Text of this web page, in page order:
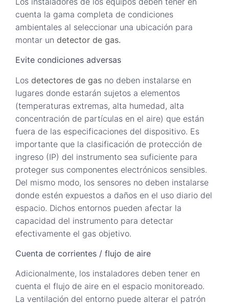
cuenta la gama completa de condiciones
ambientales al seleccionar una ubicación para
montar un detector de gas.
Evite condiciones adversas
Los detectores de gas no deben instalarse en
lugares donde estarán sujetos a elementos
(temperaturas extremas, alta humedad, alta
concentración de partículas en el aire) que están
fuera de las especificaciones del dispositivo. Es
importante que la clasificación de protección de
ingreso (IP) del instrumento sea suficiente para
proteger sus componentes electrónicos sensibles.
Del mismo modo, los sensores no deben instalarse
donde estén expuestos a daños en el uso diario del
espacio. Dichos entornos pueden afectar la
capacidad del instrumento para detectar
efectivamente el gas objetivo.
Cuenta de corrientes / flujo de aire
Adicionalmente, los instaladores deben tener en
cuenta el flujo de aire en el espacio monitoreado.
La ventilación del entorno puede alterar el patrón